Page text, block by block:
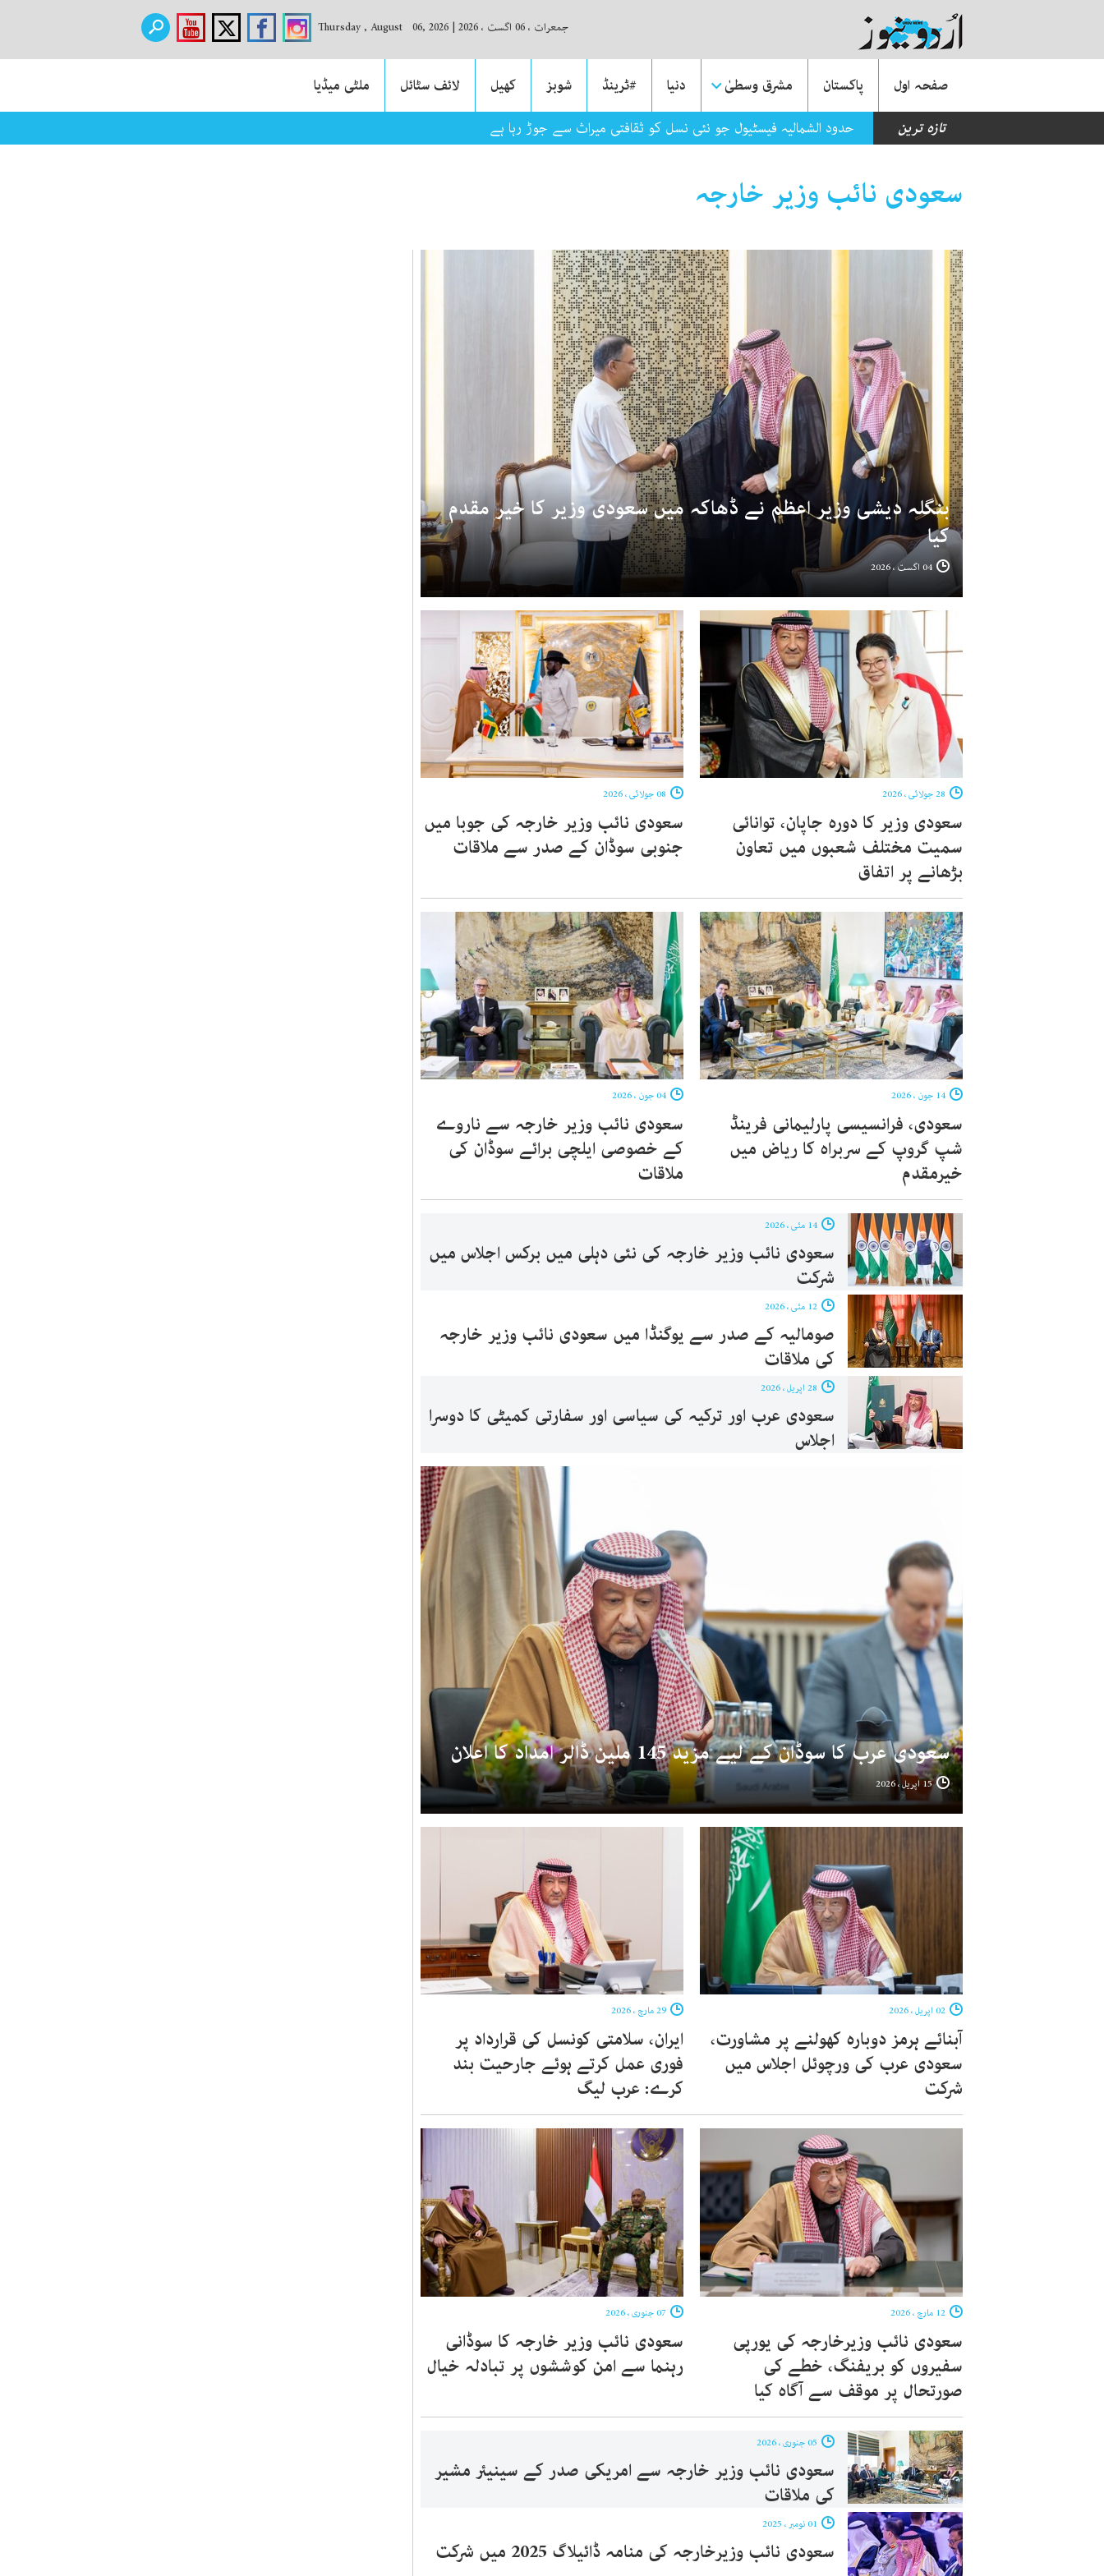
جمعرات ، 06 اگست ، 2026 |
Thursday , August 06, 2026
صفحہ اول پاکستان مشرق وسطیٰ دنیا #ٹرینڈ شوبز کھیل لائف سٹائل
ملٹی میڈیا
تازہ ترین
حدود الشمالیہ فیسٹیول جو نئی نسل کو ثقافتی میراث سے جوڑ رہا ہے
سعودی نائب وزیر خارجہ
بنگلہ دیشی وزیر اعظم نے ڈھاکہ میں سعودی وزیر کا خیر مقدم
کیا
سعودی وزیر کا دورہ جاپان، توانائی
سمیت مختلف شعبوں میں تعاون
بڑھانے پر اتفاق
سعودی نائب وزیر خارجہ کی جوبا میں
جنوبی سوڈان کے صدر سے ملاقات
سعودی، فرانسیسی پارلیمانی فرینڈ
شپ گروپ کے سربراہ کا ریاض میں
خیرمقدم
سعودی نائب وزیر خارجہ سے ناروے
کے خصوصی ایلچی برائے سوڈان کی
ملاقات
سعودی نائب وزیر خارجہ کی نئی دہلی میں برکس اجلاس میں
شرکت
صومالیہ کے صدر سے یوگنڈا میں سعودی نائب وزیر خارجہ
کی ملاقات
سعودی عرب اور ترکیہ کی سیاسی اور سفارتی کمیٹی کا دوسرا
اجلاس
سعودی عرب کا سوڈان کے لیے مزید 145 ملین ڈالر امداد کا اعلان
15 اپریل ، 2026
آبنائے ہرمز دوبارہ کھولنے پر مشاورت،
سعودی عرب کی ورچوئل اجلاس میں
شرکت
ایران، سلامتی کونسل کی قرارداد پر
فوری عمل کرتے ہوئے جارحیت بند
کرے: عرب لیگ
سعودی نائب وزیرخارجہ کی یورپی
سفیروں کو بریفنگ، خطے کی
صورتحال پر موقف سے آگاہ کیا
سعودی نائب وزیر خارجہ کا سوڈانی
رہنما سے امن کوششوں پر تبادلہ خیال
سعودی نائب وزیر خارجہ سے امریکی صدر کے سینیئر مشیر
کی ملاقات
سعودی نائب وزیرخارجہ کی منامہ ڈائیلاگ 2025 میں شرکت